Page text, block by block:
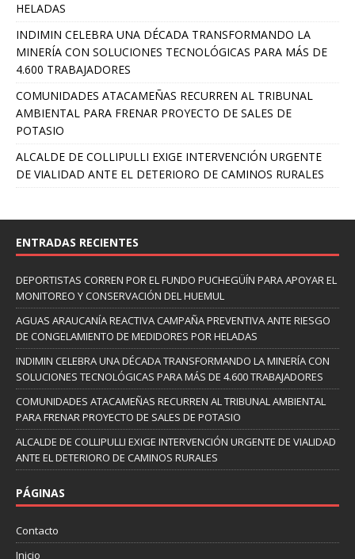
HELADAS
INDIMIN CELEBRA UNA DÉCADA TRANSFORMANDO LA
MINERÍA CON SOLUCIONES TECNOLÓGICAS PARA MÁS DE
4.600 TRABAJADORES
COMUNIDADES ATACAMEÑAS RECURREN AL TRIBUNAL
AMBIENTAL PARA FRENAR PROYECTO DE SALES DE
POTASIO
ALCALDE DE COLLIPULLI EXIGE INTERVENCIÓN URGENTE
DE VIALIDAD ANTE EL DETERIORO DE CAMINOS RURALES
ENTRADAS RECIENTES
DEPORTISTAS CORREN POR EL FUNDO PUCHEGÜÍN PARA APOYAR EL
MONITOREO Y CONSERVACIÓN DEL HUEMUL
AGUAS ARAUCANÍA REACTIVA CAMPAÑA PREVENTIVA ANTE RIESGO
DE CONGELAMIENTO DE MEDIDORES POR HELADAS
INDIMIN CELEBRA UNA DÉCADA TRANSFORMANDO LA MINERÍA CON
SOLUCIONES TECNOLÓGICAS PARA MÁS DE 4.600 TRABAJADORES
COMUNIDADES ATACAMEÑAS RECURREN AL TRIBUNAL AMBIENTAL
PARA FRENAR PROYECTO DE SALES DE POTASIO
ALCALDE DE COLLIPULLI EXIGE INTERVENCIÓN URGENTE DE VIALIDAD
ANTE EL DETERIORO DE CAMINOS RURALES
PÁGINAS
Contacto
Inicio